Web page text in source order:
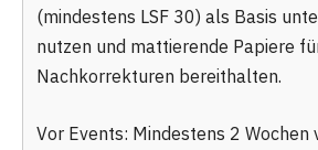
(mindestens LSF 30) als Basis
nutzen und mattierende Papiere
Nachkorrekturen bereithalten.
Vor Events: Mindestens 2 Wochen